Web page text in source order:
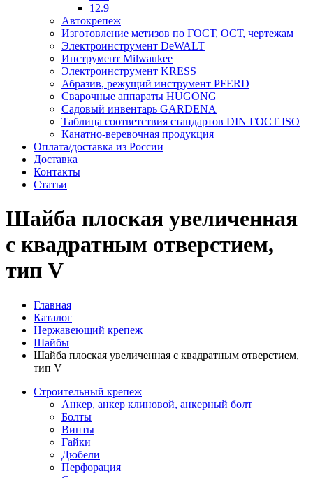
12.9
Автокрепеж
Изготовление метизов по ГОСТ, ОСТ, чертежам
Электроинструмент DeWALT
Инструмент Milwaukee
Электроинструмент KRESS
Абразив, режущий инструмент PFERD
Сварочные аппараты HUGONG
Садовый инвентарь GARDENA
Таблица соответствия стандартов DIN ГОСТ ISO
Канатно-веревочная продукция
Оплата/доставка из России
Доставка
Контакты
Статьи
Шайба плоская увеличенная
с квадратным отверстием,
тип V
Главная
Каталог
Нержавеющий крепеж
Шайбы
Шайба плоская увеличенная с квадратным отверстием,
тип V
Строительный крепеж
Анкер, анкер клиновой, анкерный болт
Болты
Винты
Гайки
Дюбели
Перфорация